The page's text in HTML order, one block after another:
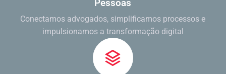
Pessoas
Conectamos advogados, simplificamos processos e
impulsionamos a transformação digital